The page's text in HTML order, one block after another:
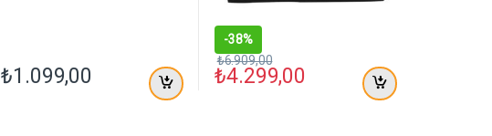
₺1.099,00
-38%
₺4.299,00
₺6.909,00